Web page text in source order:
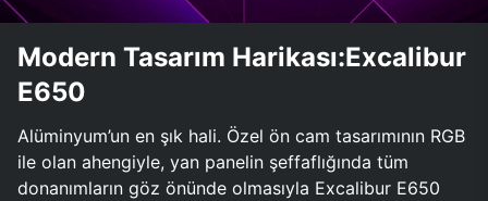
Modern Tasarım Harikası:Excalibur
E650
Alüminyum’un en şık hali. Özel ön cam tasarımının RGB
ile olan ahengiyle, yan panelin şeffaflığında tüm
donanımların göz önünde olmasıyla Excalibur E650